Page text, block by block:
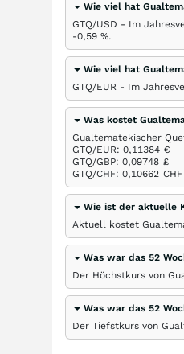
Wie viel hat
GTQ/USD - Im
-0,59 %.
Wie viel hat
GTQ/EUR - Im
Was kostet
Gualtematekischer
GTQ/EUR: 0,11384 €
GTQ/GBP: 0,09748 £
GTQ/CHF: 0,10662 CHF
Wie ist der aktuelle
Aktuell kostet
Was war das 52
Der Höchstkurs von
Was war das 52
Der Tiefstkurs von